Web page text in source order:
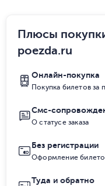
Плюсы
poezda.ru
Онлайн-покупка
Покупка билетов за
Смс-
О статусе заказа
Без регистрации
Оформление
Туда и обратно